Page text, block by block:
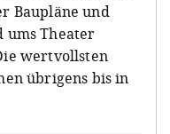
Baupläne und
ums Theater
wertvollsten
übrigens bis in